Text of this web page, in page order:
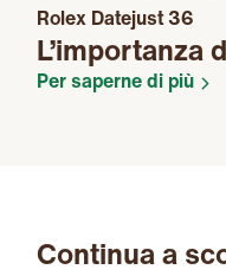
Rolex Datejust 36
L’importanza
Per saperne di più
Continua a